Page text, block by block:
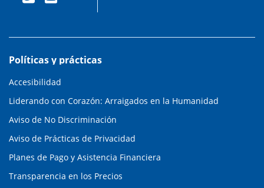
Políticas y prácticas
Accesibilidad
Liderando con Corazón: Arraigados en la Humanidad
Aviso de No Discriminación
Aviso de Prácticas de Privacidad
Planes de Pago y Asistencia Financiera
Transparencia en los Precios